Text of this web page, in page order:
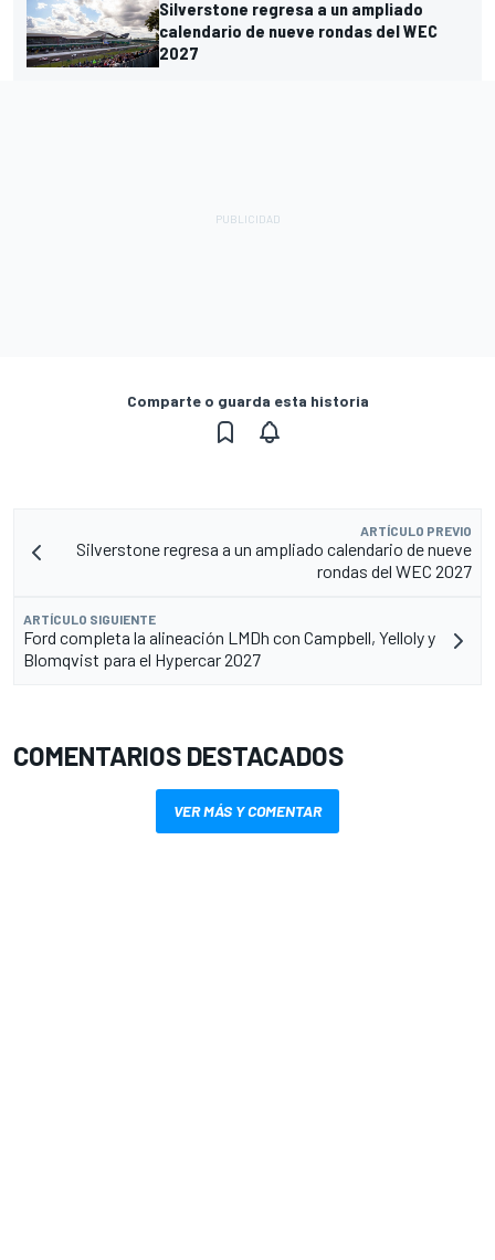
Silverstone regresa a un ampliado
calendario de nueve rondas del WEC
2027
Comparte o guarda esta historia
ARTÍCULO PREVIO
Silverstone regresa a un ampliado calendario de nueve
rondas del WEC 2027
ARTÍCULO SIGUIENTE
Ford completa la alineación LMDh con Campbell, Yelloly y
Blomqvist para el Hypercar 2027
COMENTARIOS DESTACADOS
VER MÁS Y COMENTAR